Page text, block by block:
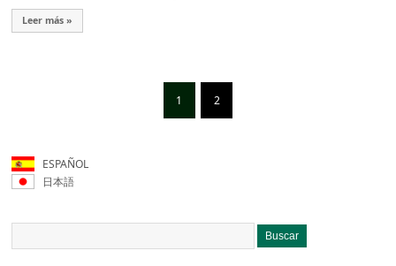
Leer más »
1 2
ESPAÑOL
日本語